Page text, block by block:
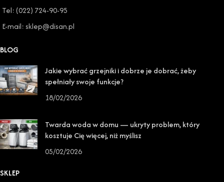
Tel: (022) 724-90-95
E-mail: sklep@disan.pl
BLOG
Jakie wybrać grzejniki i dobrze je dobrać, żeby
spełniały swoje funkcje?
18/02/2026
Twarda woda w domu — ukryty problem, który
kosztuje Cię więcej, niż myślisz
05/02/2026
SKLEP